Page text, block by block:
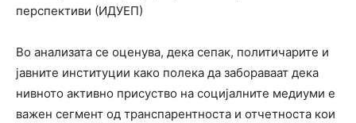
перспективи (ИДУЕП)
Во анализата се оценува, дека сепак, политичарите и
јавните институции како полека да забораваат дека
нивното активно присуство на социјалните медиуми е
важен сегмент од транспарентноста и отчетноста кои